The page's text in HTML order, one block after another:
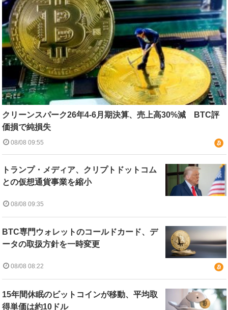
クリーンスパーク26年4-6月期決算、売上高30%減 BTC評
価損で純損失
08/08 09:55
トランプ・メディア、クリプトドットコム
との仮想通貨事業を縮小
08/08 09:35
BTC専門ウォレットのコールドカード、デ
ータの取扱方針を一時変更
08/08 08:22
15年間休眠のビットコインが移動、平均取
得単価は約10ドル